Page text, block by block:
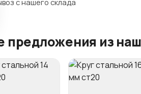
с нашего склада
из